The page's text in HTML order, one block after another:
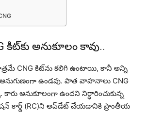
కిట్‌కు అనుకూలం కావు..
CNG కిట్‌ను కలిగి ఉంటాయి, కానీ అన్ని
అనుగుణంగా ఉండవు. పాత వాహనాలు CNG
అనుకూలంగా ఉందని నిర్ధారించుకున్న
కార్డ్ (RC)ని అప్‌డేట్ చేయడానికి ప్రాంతీయ